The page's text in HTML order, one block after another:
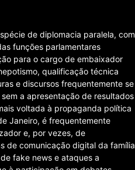
de diplomacia paralela, com
funções parlamentares
para o cargo de embaixador
qualificação técnica
e discursos frequentemente se
a apresentação de resultados
voltada à propaganda política
Janeiro, é frequentemente
e, por vezes, de
de comunicação digital da família
fake news e ataques a